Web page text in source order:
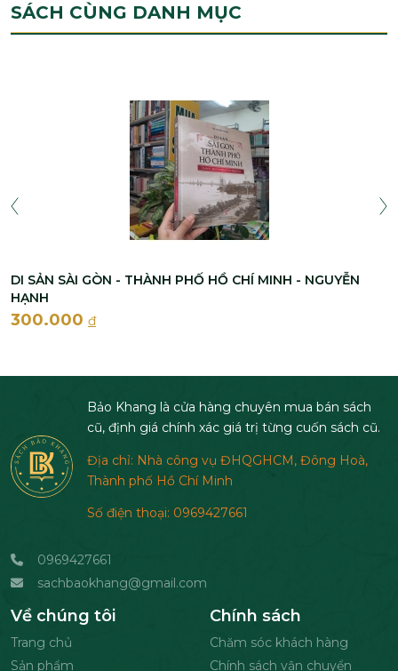
SÁCH CÙNG DANH MỤC
DI SẢN SÀI GÒN - THÀNH PHỐ HỒ CHÍ MINH - NGUYỄN
HẠNH
300.000 đ
Bảo Khang là cửa hàng chuyên mua bán sách
cũ, định giá chính xác giá trị từng cuốn sách cũ.
Địa chỉ: Nhà công vụ ĐHQGHCM, Đông Hoà,
Thành phố Hồ Chí Minh
Số điện thoại: 0969427661
0969427661
sachbaokhang@gmail.com
Về chúng tôi
Trang chủ
Sản phẩm
Chính sách
Chăm sóc khách hàng
Chính sách vận chuyển